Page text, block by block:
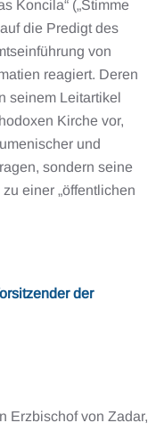
Koncila“ („Stimme
die Predigt des
von
reagiert. Deren
seinem Leitartikel
Kirche vor,
und
sondern seine
einer „öffentlichen
der
Erzbischof von Zadar,